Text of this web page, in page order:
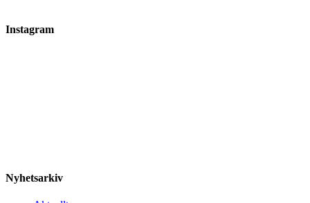
Instagram
Nyhetsarkiv